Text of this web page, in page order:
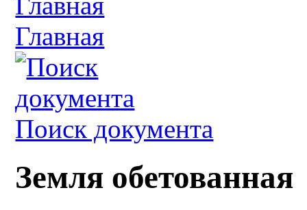
Главная
Поиск документа
Земля обетованная